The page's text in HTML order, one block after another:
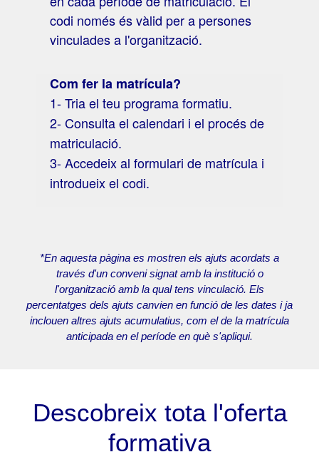
codi només és vàlid per a persones
vinculades a l'organització.
Com fer la matrícula?
1- Tria el teu programa formatiu.
2- Consulta el calendari i el procés de
matriculació.
3- Accedeix al formulari de matrícula i
introdueix el codi.
*En aquesta pàgina es mostren els ajuts acordats a
través d'un conveni signat amb la institució o
l'organització amb la qual tens vinculació. Els
percentatges dels ajuts canvien en funció de les dates i ja
inclouen altres ajuts acumulatius, com el de la matrícula
anticipada en el període en què s'apliqui.
Descobreix tota l'oferta
formativa